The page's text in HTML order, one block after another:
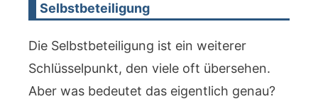
Selbstbeteiligung
Die Selbstbeteiligung ist ein weiterer
Schlüsselpunkt, den viele oft übersehen.
Aber was bedeutet das eigentlich genau?